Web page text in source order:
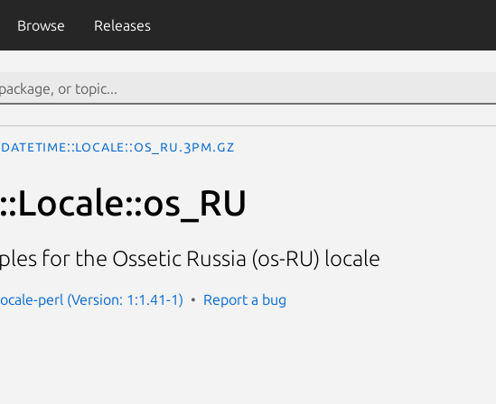
Browse Releases
DateTime::Locale::os_RU.3pm.gz
for the Ossetic Russia (os-RU) locale
perl (Version: 1:1.41-1) Report a bug